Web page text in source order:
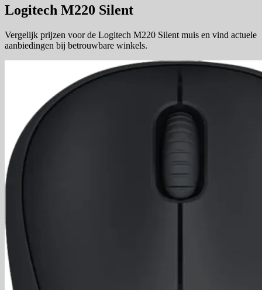
Logitech M220 Silent
Vergelijk prijzen voor de Logitech M220 Silent muis en vind actuele
aanbiedingen bij betrouwbare winkels.